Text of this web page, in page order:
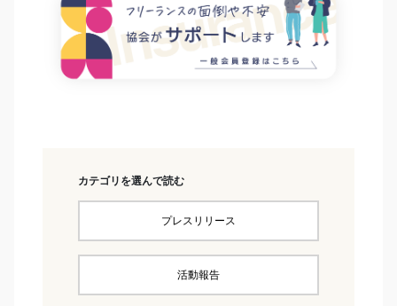
カテゴリを選んで読む
プレスリリース
活動報告